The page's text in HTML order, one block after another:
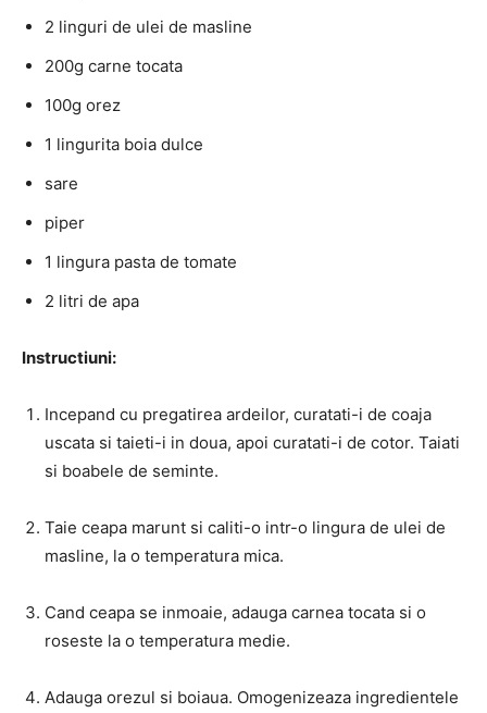
2 linguri de ulei de masline
200g carne tocata
100g orez
1 lingurita boia dulce
sare
piper
1 lingura pasta de tomate
2 litri de apa
Instructiuni:
Incepand cu pregatirea ardeilor, curatati-i de coaja
uscata si taieti-i in doua, apoi curatati-i de cotor. Taiati
si boabele de seminte.
Taie ceapa marunt si caliti-o intr-o lingura de ulei de
masline, la o temperatura mica.
Cand ceapa se inmoaie, adauga carnea tocata si o
roseste la o temperatura medie.
Adauga orezul si boiaua. Omogenizeaza ingredientele